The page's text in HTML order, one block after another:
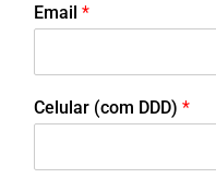
Email *
Celular (com DDD) *